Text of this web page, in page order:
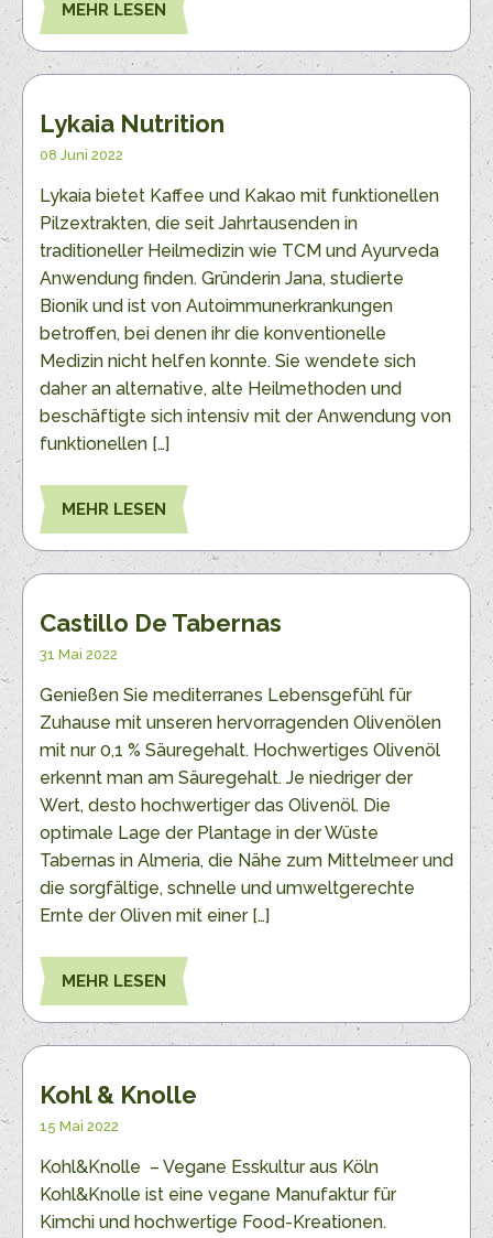
MEHR LESEN
Lykaia Nutrition
08 Juni 2022
Lykaia bietet Kaffee und Kakao mit funktionellen
Pilzextrakten, die seit Jahrtausenden in
traditioneller Heilmedizin wie TCM und Ayurveda
Anwendung finden. Gründerin Jana, studierte
Bionik und ist von Autoimmunerkrankungen
betroffen, bei denen ihr die konventionelle
Medizin nicht helfen konnte. Sie wendete sich
daher an alternative, alte Heilmethoden und
beschäftigte sich intensiv mit der Anwendung von
funktionellen […]
MEHR LESEN
Castillo De Tabernas
31 Mai 2022
Genießen Sie mediterranes Lebensgefühl für
Zuhause mit unseren hervorragenden Olivenölen
mit nur 0,1 % Säuregehalt. Hochwertiges Olivenöl
erkennt man am Säuregehalt. Je niedriger der
Wert, desto hochwertiger das Olivenöl. Die
optimale Lage der Plantage in der Wüste
Tabernas in Almeria, die Nähe zum Mittelmeer und
die sorgfältige, schnelle und umweltgerechte
Ernte der Oliven mit einer […]
MEHR LESEN
Kohl & Knolle
15 Mai 2022
Kohl&Knolle – Vegane Esskultur aus Köln
Kohl&Knolle ist eine vegane Manufaktur für
Kimchi und hochwertige Food-Kreationen.